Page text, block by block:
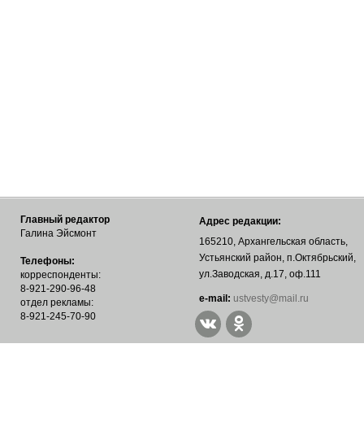
Главный редактор
Галина Эйсмонт
Телефоны:
корреспонденты:
8-921-290-96-48
отдел рекламы:
8-921-245-70-90
Адрес редакции:
165210, Архангельская область,
Устьянский район, п.Октябрьский,
ул.Заводская, д.17, оф.111
е-mail: ustvesty@mail.ru